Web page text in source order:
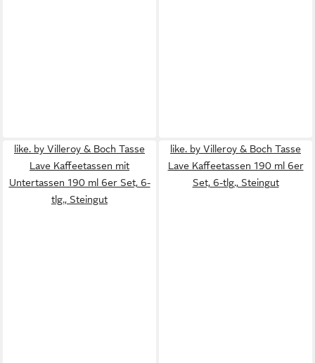
like. by Villeroy & Boch Tasse
Lave Kaffeetassen mit
Untertassen 190 ml 6er Set, 6-
tlg., Steingut
like. by Villeroy & Boch Tasse
Lave Kaffeetassen 190 ml 6er
Set, 6-tlg., Steingut